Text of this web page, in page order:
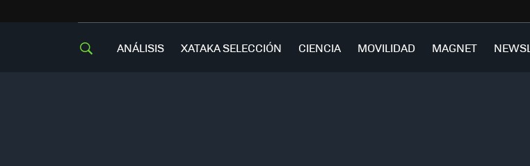
ANÁLISIS XATAKA SELECCIÓN CIENCIA MOVILIDAD MAGNET